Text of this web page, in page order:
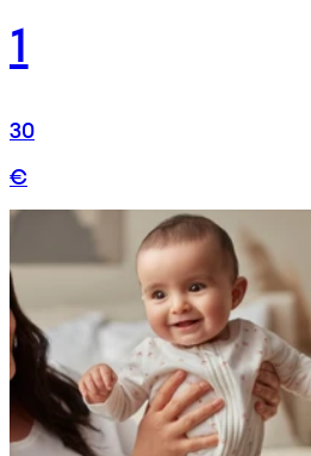
1
30
€